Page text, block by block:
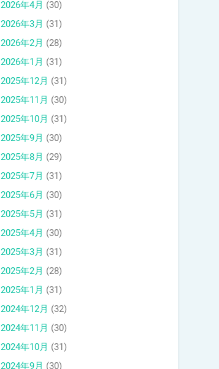
2026年4月 (30)
2026年3月 (31)
2026年2月 (28)
2026年1月 (31)
2025年12月 (31)
2025年11月 (30)
2025年10月 (31)
2025年9月 (30)
2025年8月 (29)
2025年7月 (31)
2025年6月 (30)
2025年5月 (31)
2025年4月 (30)
2025年3月 (31)
2025年2月 (28)
2025年1月 (31)
2024年12月 (32)
2024年11月 (30)
2024年10月 (31)
2024年9月 (30)